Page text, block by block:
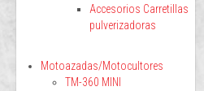
Accesorios Carretillas
pulverizadoras
Motoazadas/Motocultores
TM-360 MINI